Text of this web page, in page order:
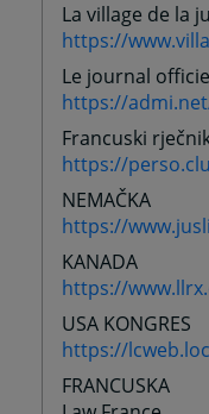
La village de la
https://
Le journal
https://
Francuski
https://
NEMAČKA
https://
KANADA
https://
USA KONGRES
https://
FRANCUSKA